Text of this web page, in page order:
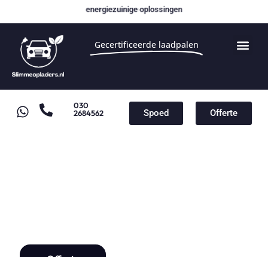
energiezuinige oplossingen
Gecertificeerde laadpalen
030
2684562
Spoed Offerte